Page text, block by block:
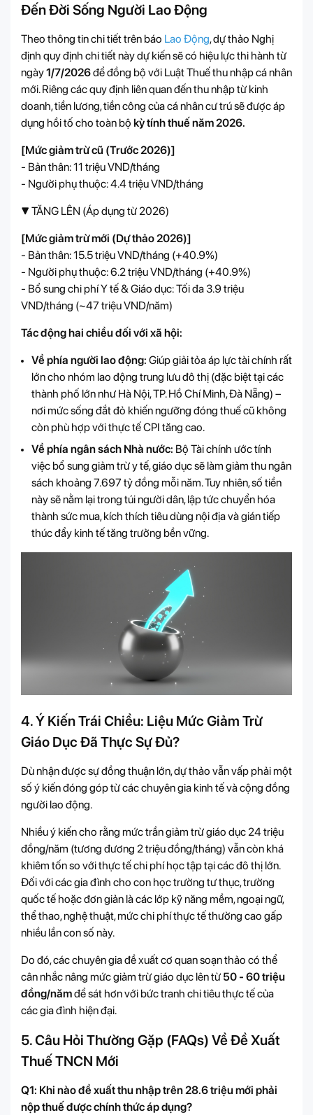
Đến Đời Sống Người Lao Động
Theo thông tin chi tiết trên báo Lao Động, dự thảo Nghị
định quy định chi tiết này dự kiến sẽ có hiệu lực thi hành từ
ngày1/7/2026để đồng bộ với Luật Thuế thu nhập cá nhân
mới. Riêng các quy định liên quan đến thu nhập từ kinh
doanh, tiền lương, tiền công của cá nhân cư trú sẽ được áp
dụng hồi tố cho toàn bộ kỳ tính thuế năm 2026.
[Mức giảm trừ cũ (Trước 2026)]
- Bản thân: 11 triệu VND/tháng
- Người phụ thuộc: 4.4 triệu VND/tháng
▼ TĂNG LÊN (Áp dụng từ 2026)
[Mức giảm trừ mới (Dự thảo 2026)]
- Bản thân: 15.5 triệu VND/tháng (+40.9%)
- Người phụ thuộc: 6.2 triệu VND/tháng (+40.9%)
- Bổ sung chi phí Y tế & Giáo dục: Tối đa 3.9 triệu
VND/tháng (~47 triệu VND/năm)
Tác động hai chiều đối với xã hội:
Về phía người lao động: Giúp giải tỏa áp lực tài chính rất
lớn cho nhóm lao động trung lưu đô thị (đặc biệt tại các
thành phố lớn như Hà Nội, TP. Hồ Chí Minh, Đà Nẵng) –
nơi mức sống đắt đỏ khiến ngưỡng đóng thuế cũ không
còn phù hợp với thực tế CPI tăng cao.
Về phía ngân sách Nhà nước: Bộ Tài chính ước tính
việc bổ sung giảm trừ y tế, giáo dục sẽ làm giảm thu ngân
sách khoảng 7.697 tỷ đồng mỗi năm. Tuy nhiên, số tiền
này sẽ nằm lại trong túi người dân, lập tức chuyển hóa
thành sức mua, kích thích tiêu dùng nội địa và gián tiếp
thúc đẩy kinh tế tăng trưởng bền vững.
4. Ý Kiến Trái Chiều: Liệu Mức Giảm Trừ
Giáo Dục Đã Thực Sự Đủ?
Dù nhận được sự đồng thuận lớn, dự thảo vẫn vấp phải một
số ý kiến đóng góp từ các chuyên gia kinh tế và cộng đồng
người lao động.
Nhiều ý kiến cho rằng mức trần giảm trừ giáo dục 24 triệu
đồng/năm (tương đương 2 triệu đồng/tháng) vẫn còn khá
khiêm tốn so với thực tế chi phí học tập tại các đô thị lớn.
Đối với các gia đình cho con học trường tư thục, trường
quốc tế hoặc đơn giản là các lớp kỹ năng mềm, ngoại ngữ,
thể thao, nghệ thuật, mức chi phí thực tế thường cao gấp
nhiều lần con số này.
Do đó, các chuyên gia đề xuất cơ quan soạn thảo có thể
cân nhắc nâng mức giảm trừ giáo dục lên từ 50 - 60 triệu
đồng/nămđể sát hơn với bức tranh chi tiêu thực tế của
các gia đình hiện đại.
5. Câu Hỏi Thường Gặp (FAQs) Về Đề Xuất
Thuế TNCN Mới
Q1: Khi nào đề xuất thu nhập trên 28.6 triệu mới phải
nộp thuế được chính thức áp dụng?